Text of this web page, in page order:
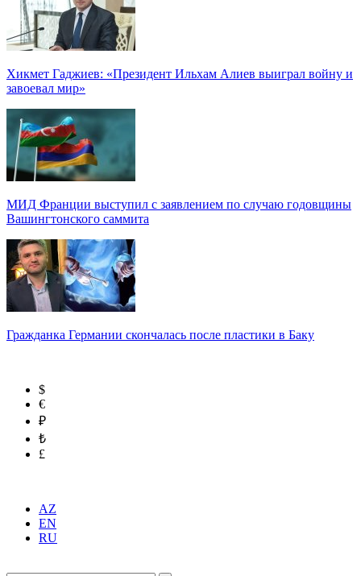
Хикмет Гаджиев: «Президент Ильхам Алиев выиграл войну и
завоевал мир»
МИД Франции выступил с заявлением по случаю годовщины
Вашингтонского саммита
Гражданка Германии скончалась после пластики в Баку
$
€
₽
₺
£
AZ
EN
RU